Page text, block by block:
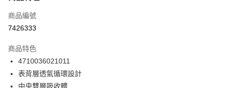
信用卡一次付款
超商取貨付款
Apple Pay
街口支付
商品編號
7426333
商品特色
4710036021011
表背層透氣循環設計
中央雙層吸收體